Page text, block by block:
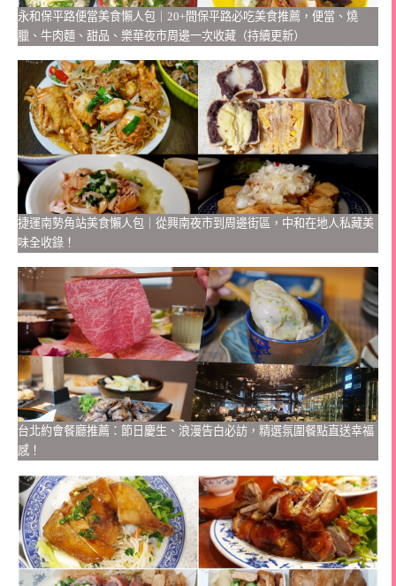
永和保平路便當美食懶人包｜20+間保平路必吃美食推薦，便當、燒
臘、牛肉麵、甜品、樂華夜市周邊一次收藏（持續更新）
捷運南勢角站美食懶人包｜從興南夜市到周邊街區，中和在地人私藏美
味全收錄！
台北約會餐廳推薦：節日慶生、浪漫告白必訪，精選氛圍餐點直送幸福
感！